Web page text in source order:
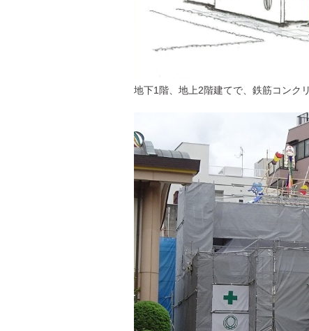
地下1階、地上2階建てで、鉄筋コンク